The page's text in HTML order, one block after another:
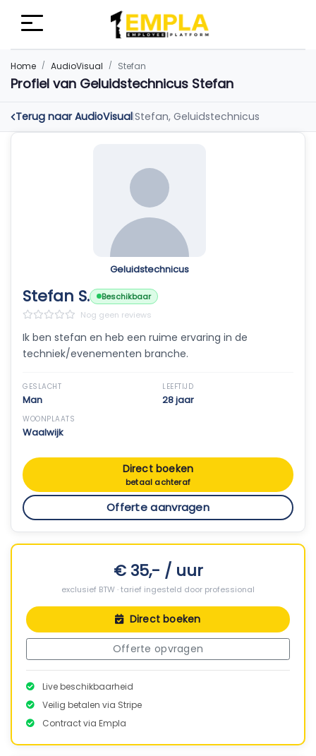
Home AudioVisual Stefan
Profiel van Geluidstechnicus Stefan
Terug naar AudioVisual|Stefan, Geluidstechnicus
Geluidstechnicus
Stefan S.
Beschikbaar
Nog geen reviews
Ik ben stefan en heb een ruime ervaring in de
techniek/evenementen branche.
GESLACHT
Man
LEEFTIJD
28 jaar
WOONPLAATS
Waalwijk
Direct boeken
betaal achteraf
Offerte aanvragen
€ 35,- / uur
exclusief BTW · tarief ingesteld door professional
Direct boeken
Offerte opvragen
Live beschikbaarheid
Veilig betalen via Stripe
Contract via Empla